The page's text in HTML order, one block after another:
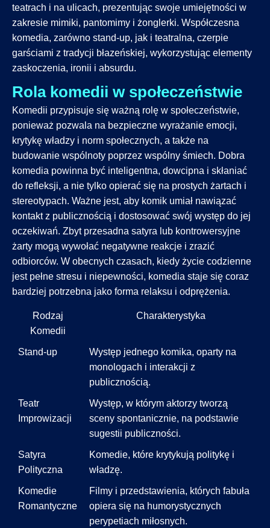
teatrach i na ulicach, prezentując swoje umiejętności w
zakresie mimiki, pantomimy i żonglerki. Współczesna
komedia, zarówno stand-up, jak i teatralna, czerpie
garściami z tradycji błazeńskiej, wykorzystując elementy
zaskoczenia, ironii i absurdu.
Rola komedii w społeczeństwie
Komedii przypisuje się ważną rolę w społeczeństwie,
ponieważ pozwala na bezpieczne wyrażanie emocji,
krytykę władzy i norm społecznych, a także na
budowanie wspólnoty poprzez wspólny śmiech. Dobra
komedia powinna być inteligentna, dowcipna i skłaniać
do refleksji, a nie tylko opierać się na prostych żartach i
stereotypach. Ważne jest, aby komik umiał nawiązać
kontakt z publicznością i dostosować swój występ do jej
oczekiwań. Zbyt przesadna satyra lub kontrowersyjne
żarty mogą wywołać negatywne reakcje i zrazić
odbiorców. W obecnych czasach, kiedy życie codzienne
jest pełne stresu i niepewności, komedia staje się coraz
bardziej potrzebna jako forma relaksu i odprężenia.
Rodzaj
Komedii
Charakterystyka
Stand-up
Występ jednego komika, oparty na
monologach i interakcji z
publicznością.
Teatr
Improwizacji
Występ, w którym aktorzy tworzą
sceny spontanicznie, na podstawie
sugestii publiczności.
Satyra
Polityczna
Komedie, które krytykują politykę i
władzę.
Komedie
Romantyczne
Filmy i przedstawienia, których fabuła
opiera się na humorystycznych
perypetiach miłosnych.